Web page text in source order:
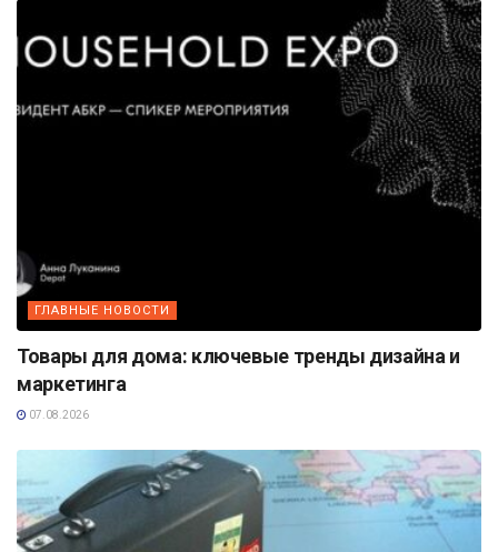
ГЛАВНЫЕ НОВОСТИ
Товары для дома: ключевые тренды дизайна и
маркетинга
07.08.2026